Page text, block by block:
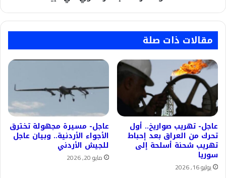
"إيلات".
مقالات ذات صلة
عاجل- تهريب صواريخ.. أول
تحرك من العراق بعد إحباط
تهريب شحنة أسلحة إلى
سوريا
يوليو 16, 2026
عاجل- مسيرة مجهولة تخترق
الأجواء الأردنية.. وبيان عاجل
للجيش الأردني
مايو 20, 2026